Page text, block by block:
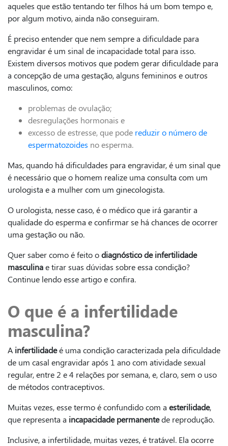
aqueles que estão tentando ter filhos há um bom tempo e,
por algum motivo, ainda não conseguiram.
É preciso entender que nem sempre a dificuldade para
engravidar é um sinal de incapacidade total para isso.
Existem diversos motivos que podem gerar dificuldade para
a concepção de uma gestação, alguns femininos e outros
masculinos, como:
problemas de ovulação;
desregulações hormonais e
excesso de estresse, que pode reduzir o número de
espermatozoides no esperma.
Mas, quando há dificuldades para engravidar, é um sinal que
é necessário que o homem realize uma consulta com um
urologista e a mulher com um ginecologista.
O urologista, nesse caso, é o médico que irá garantir a
qualidade do esperma e confirmar se há chances de ocorrer
uma gestação ou não.
Quer saber como é feito odiagnóstico de infertilidade
masculinae tirar suas dúvidas sobre essa condição?
Continue lendo esse artigo e confira.
O que é a infertilidade
masculina?
A infertilidadeé uma condição caracterizada pela dificuldade
de um casal engravidar após 1 ano com atividade sexual
regular, entre 2 e 4 relações por semana, e, claro, sem o uso
de métodos contraceptivos.
Muitas vezes, esse termo é confundido com a esterilidade,
que representa a incapacidade permanentede reprodução.
Inclusive, a infertilidade, muitas vezes, é tratável. Ela ocorre